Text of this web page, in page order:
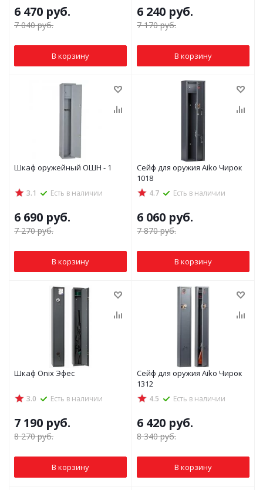
6 470 руб.
7 040руб.
В корзину
6 240 руб.
7 170руб.
В корзину
Шкаф оружейный ОШН - 1
3.1 Есть в наличии
6 690 руб.
7 270руб.
В корзину
Сейф для оружия Aiko Чирок
1018
4.7 Есть в наличии
6 060 руб.
7 870руб.
В корзину
Шкаф Onix Эфес
3.0 Есть в наличии
7 190 руб.
8 270руб.
В корзину
Сейф для оружия Aiko Чирок
1312
4.5 Есть в наличии
6 420 руб.
8 340руб.
В корзину